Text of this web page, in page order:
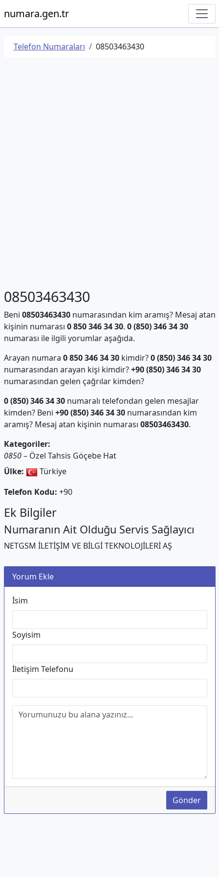
numara.gen.tr
Telefon Numaraları 08503463430
08503463430
Beni 08503463430numarasından kim aramış? Mesaj atan
kişinin numarası 0 850 346 34 30. 0 (850) 346 34 30
numarası ile ilgili yorumlar aşağıda.
Arayan numara 0 850 346 34 30kimdir?0 (850) 346 34 30
numarasından arayan kişi kimdir?+90 (850) 346 34 30
numarasından gelen çağrılar kimden?
0 (850) 346 34 30numaralı telefondan gelen mesajlar
kimden? Beni +90 (850) 346 34 30numarasından kim
aramış? Mesaj atan kişinin numarası 08503463430.
Kategoriler:
0850– Özel Tahsis Göçebe Hat
Ülke:
Türkiye
Telefon Kodu: +90
Ek Bilgiler
Numaranın Ait Olduğu Servis Sağlayıcı
NETGSM İLETİŞİM VE BİLGİ TEKNOLOJİLERİ AŞ
Yorum Ekle
İsim
Soyisim
İletişim Telefonu
Gönder